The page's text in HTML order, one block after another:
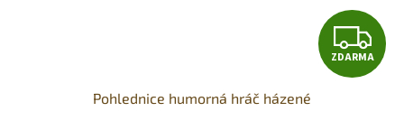
Z
D
ZDARMA
Pohlednice humorná hráč házené